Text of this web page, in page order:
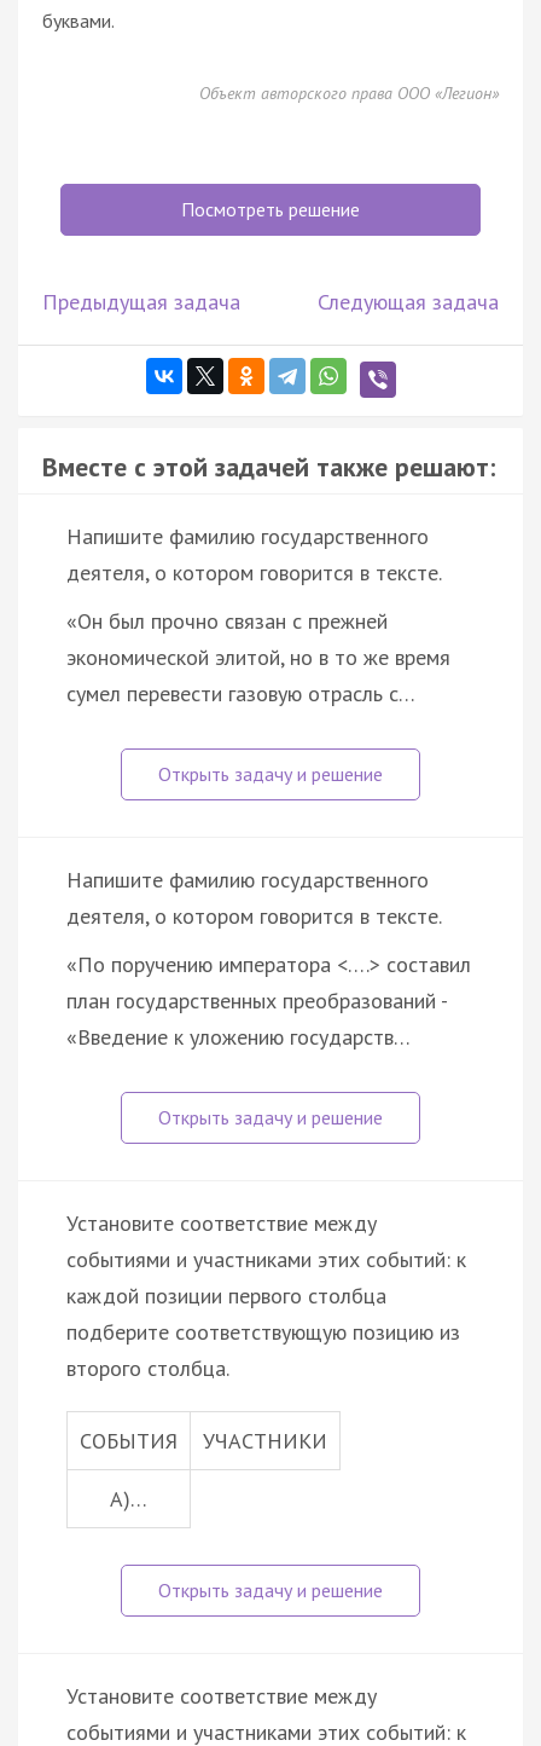
буквами.
Объект авторского права ООО «Легион»
Посмотреть решение
Предыдущая задача Следующая задача
Вместе с этой задачей также решают:
Напишите фамилию государственного
деятеля, о котором говорится в тексте.
«Он был прочно связан с прежней
экономической элитой, но в то же время
сумел перевести газовую отрасль с…
Напишите фамилию государственного
деятеля, о котором говорится в тексте.
«По поручению императора <….> составил
план государственных преобразований -
«Введение к уложению государств…
Установите соответствие между
событиями и участниками этих событий: к
каждой позиции первого столбца
подберите соответствующую позицию из
второго столбца.
СОБЫТИЯ УЧАСТНИКИ
A)…
Установите соответствие между
событиями и участниками этих событий: к